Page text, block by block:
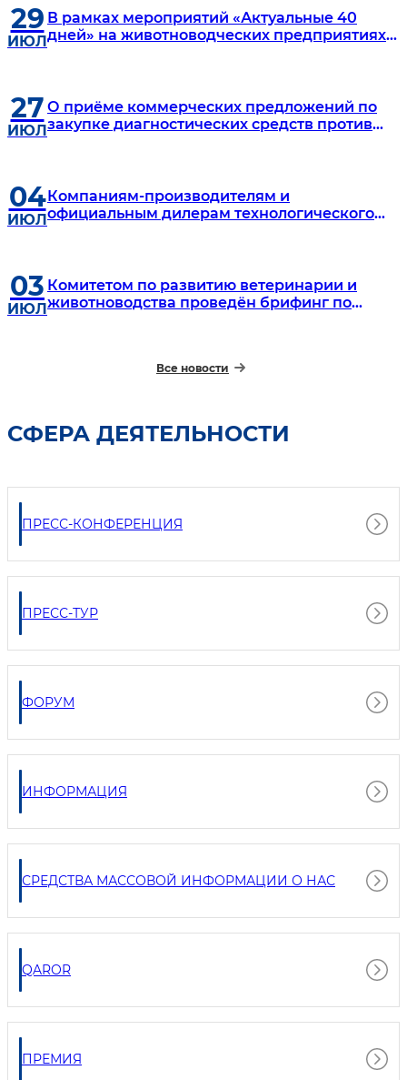
29
ИЮЛ
В рамках мероприятий «Актуальные 40
дней» на животноводческих предприятиях
27
ИЮЛ
О приёме коммерческих предложений по
закупке диагностических средств против
04
ИЮЛ
Компаниям-производителям и
официальным дилерам технологического
03
ИЮЛ
Комитетом по развитию ветеринарии и
животноводства проведён брифинг по
Все новости
СФЕРА ДЕЯТЕЛЬНОСТИ
ПРЕСС-КОНФЕРЕНЦИЯ
ПРЕСС-ТУР
ФОРУМ
ИНФОРМАЦИЯ
СРЕДСТВА МАССОВОЙ ИНФОРМАЦИИ О НАС
QAROR
ПРЕМИЯ